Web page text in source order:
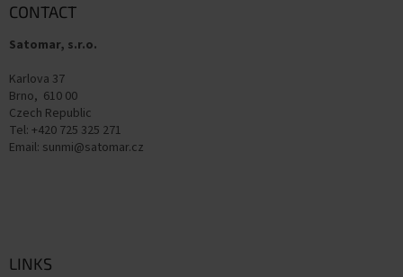
CONTACT
Satomar, s.r.o.
Karlova 37
Brno, 610 00
Czech Republic
Tel: +420 725 325 271
Email: sunmi@satomar.cz
LINKS